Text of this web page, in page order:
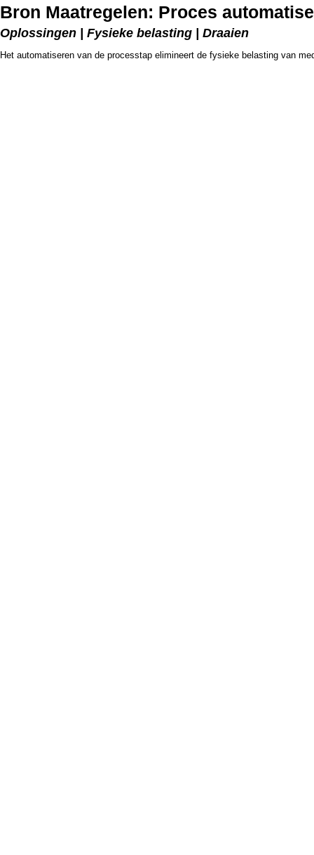
Bron Maatregelen: Proces
Oplossingen | Fysieke belasting | Draaien
Het automatiseren van de processtap elimineert de fysieke belasting van